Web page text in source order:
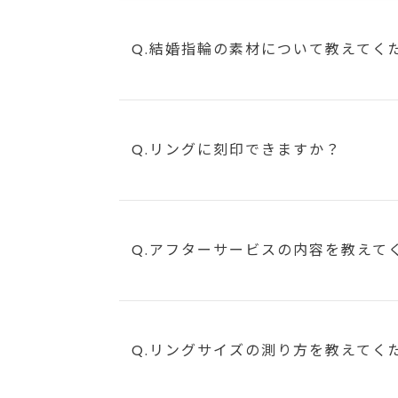
Q.結婚指輪の素材について教えてく
Q.リングに刻印できますか？
Q.アフターサービスの内容を教えて
Q.リングサイズの測り方を教えてく